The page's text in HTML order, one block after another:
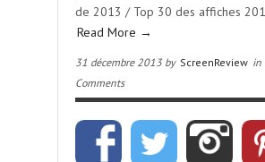
de 2013 / Top 30 des affiches
Read More →
31 décembre 2013 by ScreenReview in
Comments